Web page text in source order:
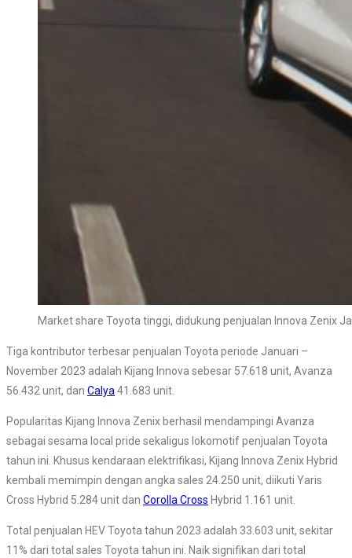
Market share Toyota tinggi, didukung penjualan Innova Zenix
Tiga kontributor terbesar penjualan Toyota periode Januari –
November 2023 adalah Kijang Innova sebesar 57.618 unit, Avanza
56.432 unit, dan Calya41.683 unit.
Popularitas Kijang Innova Zenix berhasil mendampingi Avanza
sebagai sesama local pride sekaligus lokomotif penjualan Toyota
tahun ini. Khusus kendaraan elektrifikasi, Kijang Innova Zenix Hybrid
kembali memimpin dengan angka sales 24.250 unit, diikuti Yaris
Cross Hybrid 5.284 unit dan Corolla Cross Hybrid 1.161 unit.
Total penjualan HEV Toyota tahun 2023 adalah 33.603 unit, sekitar
11% dari total sales Toyota tahun ini. Naik signifikan dari total